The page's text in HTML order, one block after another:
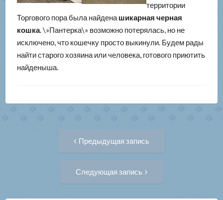
территории
Торгового пора была найденашикарная черная
кошка. \»Пантерка\» возможно потерялась, но не
исключено, что кошечку просто выкинули. Будем рады
найти старого хозяина или человека, готового приютить
найденыша.
НавигацияПредыдущая запись
Следующая запись